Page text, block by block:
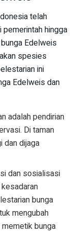
telah
pemerintah hingga
Edelweis
spesies
ini
Edelweis dan
adalah pendirian
Di taman
dan dijaga
dan sosialisasi
bunga
mengubah
bunga